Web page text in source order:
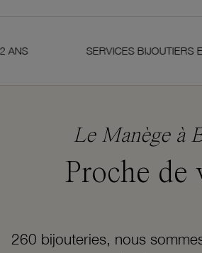
SERVICES BIJOUTIERS ET
Le Manège à
Proche de
260 bijouteries, nous